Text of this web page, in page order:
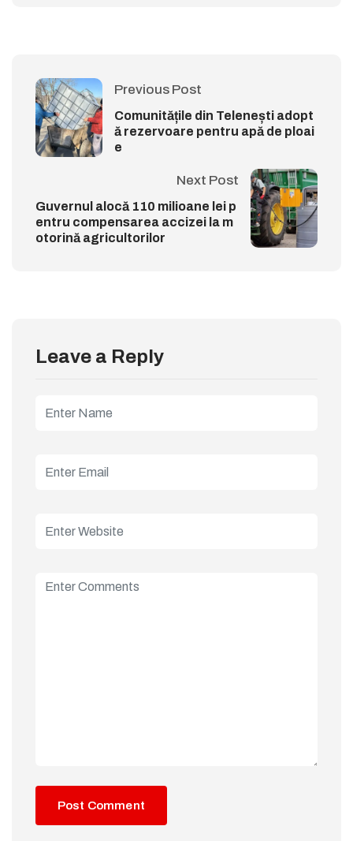
Previous Post
Comunitățile din Telenești adopt
ă rezervoare pentru apă de ploai
e
Next Post
Guvernul alocă 110 milioane lei p
entru compensarea accizei la m
otorină agricultorilor
Leave a Reply